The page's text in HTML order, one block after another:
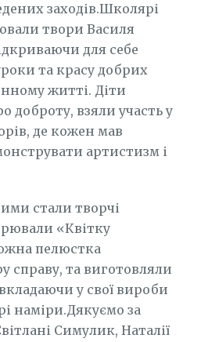
заходів.Школярі
твори Василя
для себе
та красу добрих
житті. Діти
доброту, взяли участь у
де кожен мав
артистизм і
стали творчі
«Квітку
пелюстка
справу, та виготовляли
у свої вироби
наміри.Дякуємо за
Симулик, Наталії